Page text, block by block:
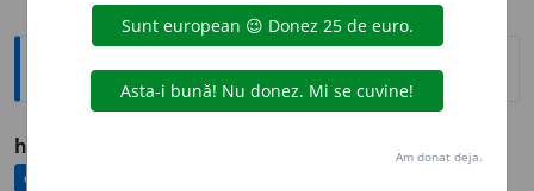
Ortografice DOOM
ham-h
corectat(ă)
Am donat deja.